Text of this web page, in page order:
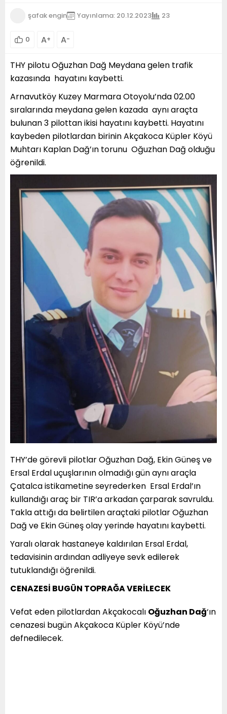
şafak engin Yayınlama: 20.12.2023 23
0 A+ A-
THY pilotu Oğuzhan Dağ Meydana gelen trafik
kazasında hayatını kaybetti.
Arnavutköy Kuzey Marmara Otoyolu’nda 02.00
sıralarında meydana gelen kazada aynı araçta
bulunan 3 pilottan ikisi hayatını kaybetti. Hayatını
kaybeden pilotlardan birinin Akçakoca Küpler Köyü
Muhtarı Kaplan Dağ’ın torunu Oğuzhan Dağ olduğu
öğrenildi.
THY’de görevli pilotlar Oğuzhan Dağ, Ekin Güneş ve
Ersal Erdal uçuşlarının olmadığı gün aynı araçla
Çatalca istikametine seyrederken Ersal Erdal’ın
kullandığı araç bir TIR’a arkadan çarparak savruldu.
Takla attığı da belirtilen araçtaki pilotlar Oğuzhan
Dağ ve Ekin Güneş olay yerinde hayatını kaybetti.
Yaralı olarak hastaneye kaldırılan Ersal Erdal,
tedavisinin ardından adliyeye sevk edilerek
tutuklandığı öğrenildi.
CENAZESİ BUGÜN TOPRAĞA VERİLECEK
Vefat eden pilotlardan Akçakocalı Oğuzhan Dağ‘ın
cenazesi bugün Akçakoca Küpler Köyü’nde
defnedilecek.